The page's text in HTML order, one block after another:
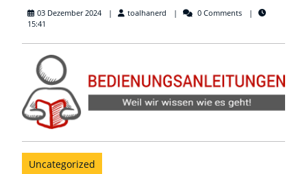
03 Dezember 2024 toalhanerd toalhanerd0 Comments
15:41
Uncategorized